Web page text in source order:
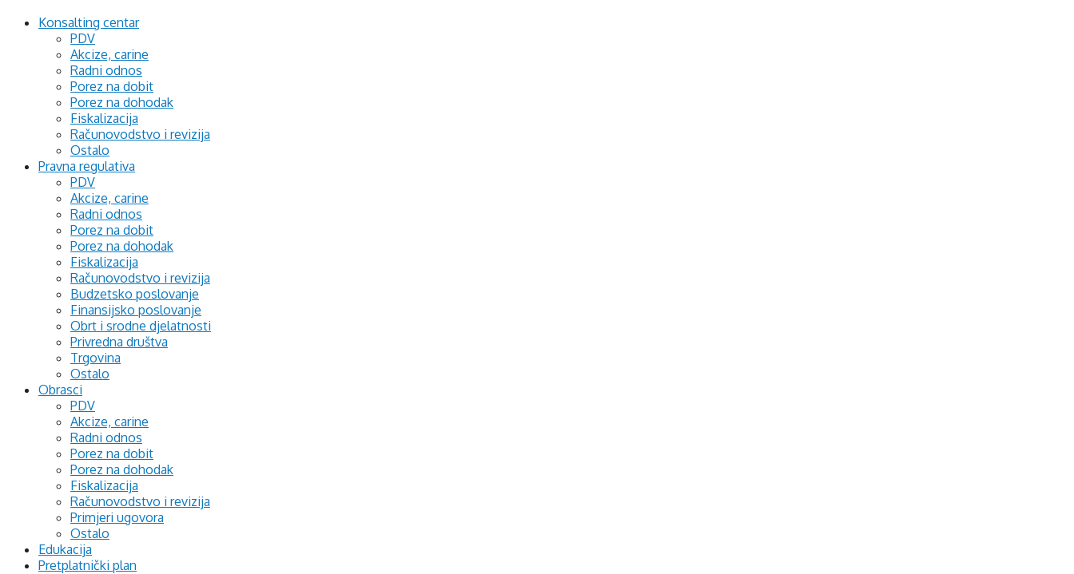
Konsalting centar
PDV
Akcize, carine
Radni odnos
Porez na dobit
Porez na dohodak
Fiskalizacija
Računovodstvo i revizija
Ostalo
Pravna regulativa
PDV
Akcize, carine
Radni odnos
Porez na dobit
Porez na dohodak
Fiskalizacija
Računovodstvo i revizija
Budzetsko poslovanje
Finansijsko poslovanje
Obrt i srodne djelatnosti
Privredna društva
Trgovina
Ostalo
Obrasci
PDV
Akcize, carine
Radni odnos
Porez na dobit
Porez na dohodak
Fiskalizacija
Računovodstvo i revizija
Primjeri ugovora
Ostalo
Edukacija
Pretplatnički plan